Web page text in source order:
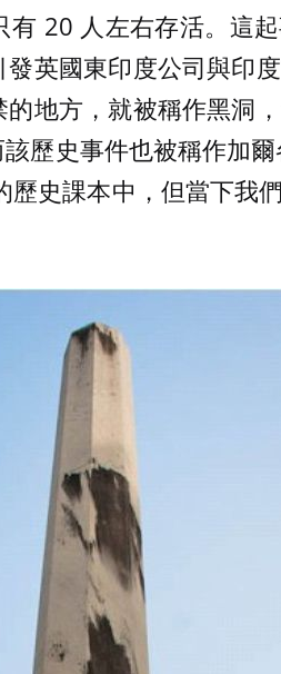
20 人左右存活。這
英國東印度公司與印
地方，就被稱作黑洞
歷史事件也被稱作加
史課本中，但當下我